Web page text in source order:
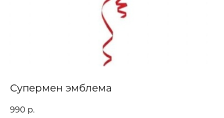
Супермен эмблема
990 р.